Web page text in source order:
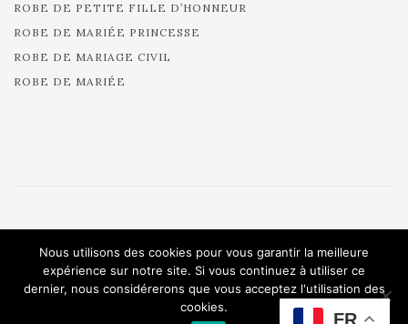
ROBE DE PETITE FILLE D’HONNEUR
ROBE DE MARIÉE PRINCESSE
ROBE DE MARIAGE CIVIL
ROBE DE MARIÉE
All rights reserved.
FR
Nous utilisons des cookies pour vous garantir la meilleure
expérience sur notre site. Si vous continuez à utiliser ce
dernier, nous considérerons que vous acceptez l'utilisation des
cookies.